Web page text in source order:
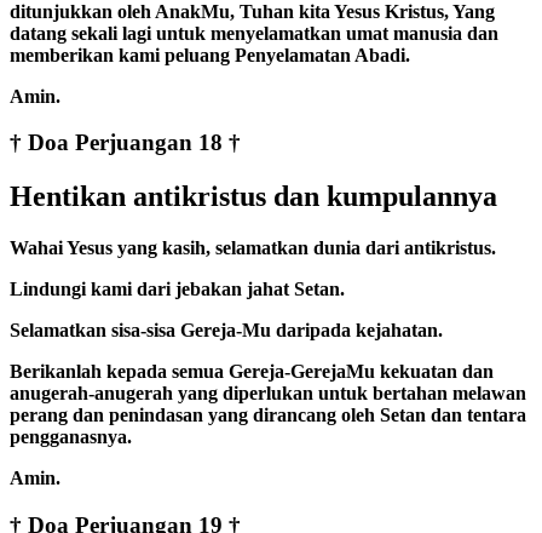
ditunjukkan oleh AnakMu, Tuhan kita Yesus Kristus, Yang
datang sekali lagi untuk menyelamatkan umat manusia dan
memberikan kami peluang Penyelamatan Abadi.
Amin.
† Doa Perjuangan 18 †
Hentikan antikristus dan kumpulannya
Wahai Yesus yang kasih, selamatkan dunia dari antikristus.
Lindungi kami dari jebakan jahat Setan.
Selamatkan sisa-sisa Gereja-Mu daripada kejahatan.
Berikanlah kepada semua Gereja-GerejaMu kekuatan dan
anugerah-anugerah yang diperlukan untuk bertahan melawan
perang dan penindasan yang dirancang oleh Setan dan tentara
pengganasnya.
Amin.
† Doa Perjuangan 19 †